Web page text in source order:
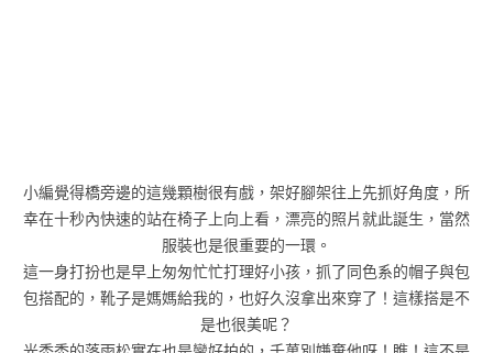
小編覺得橋旁邊的這幾顆樹很有戲，架好腳架往上先抓好角度，所
幸在十秒內快速的站在椅子上向上看，漂亮的照片就此誕生，當然
服裝也是很重要的一環。
這一身打扮也是早上匆匆忙忙打理好小孩，抓了同色系的帽子與包
包搭配的，靴子是媽媽給我的，也好久沒拿出來穿了！這樣搭是不
是也很美呢？